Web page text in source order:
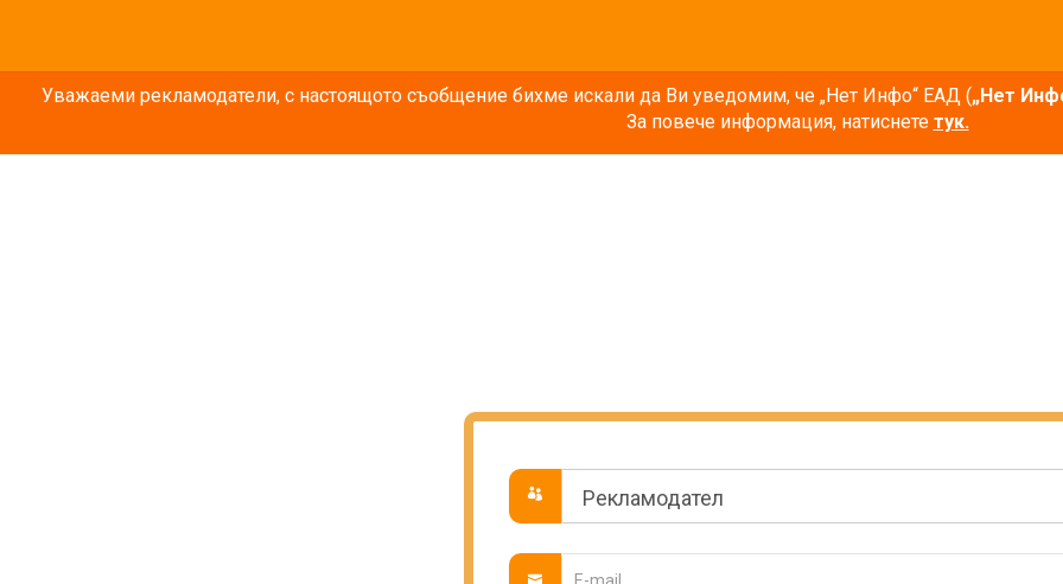
Уважаеми рекламодатели, с настоящото съобщение бихме искали да Ви уведомим, че „Нет Инфо“ ЕАД („Нет
За повече информация, натиснете тук.